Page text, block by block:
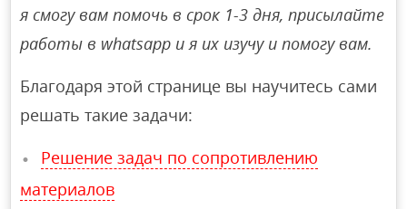
я смогу вам помочь в срок 1-3 дня, присылайте
работы в whatsapp и я их изучу и помогу вам.
Благодаря этой странице вы научитесь сами
решать такие задачи:
Решение задач по сопротивлению
материалов